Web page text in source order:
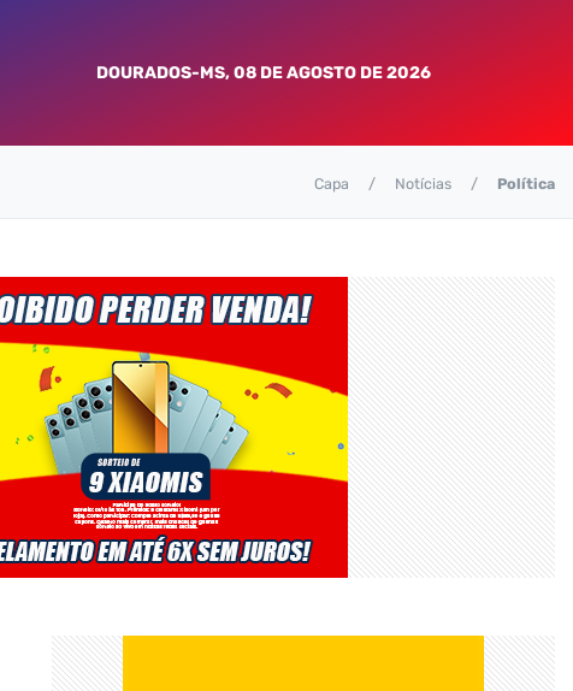
DOURADOS-MS, 08 DE AGOSTO DE 2026
Capa Notícias Política